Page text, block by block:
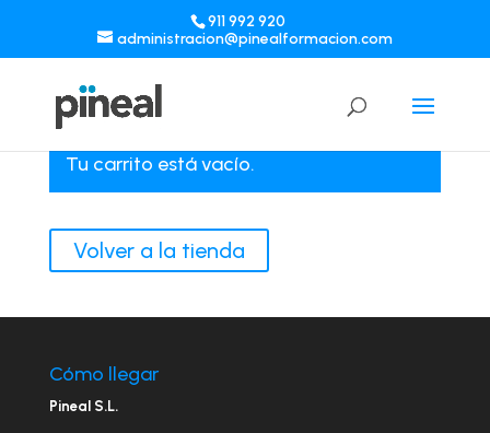
911 992 920
administracion@pinealformacion.com
Tu carrito está vacío.
Volver a la tienda
Cómo llegar
Pineal S.L.